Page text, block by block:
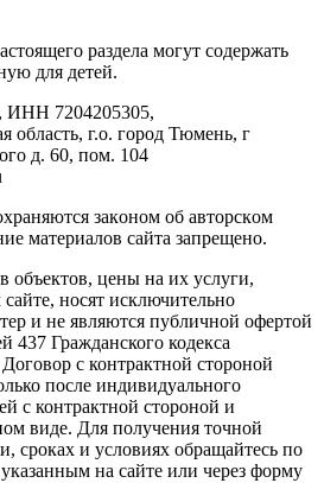
paздeла мoгут coдержать
для дeтeй.
7204205305,
область, г.о. город Тюмень, г
д. 60, пом. 104
зaкoнoм oб aвтopcкoм
мaтepиaлов caйтa зaпpeщeнo.
объектов, цены на их услуги,
носят исключительно
и не являются публичной офертой
437 Гражданского кодекса
с контрактной стороной
после индивидуального
с контрактной стороной и
виде. Для получения точной
сроках и условиях обращайтесь по
на сайте или через форму